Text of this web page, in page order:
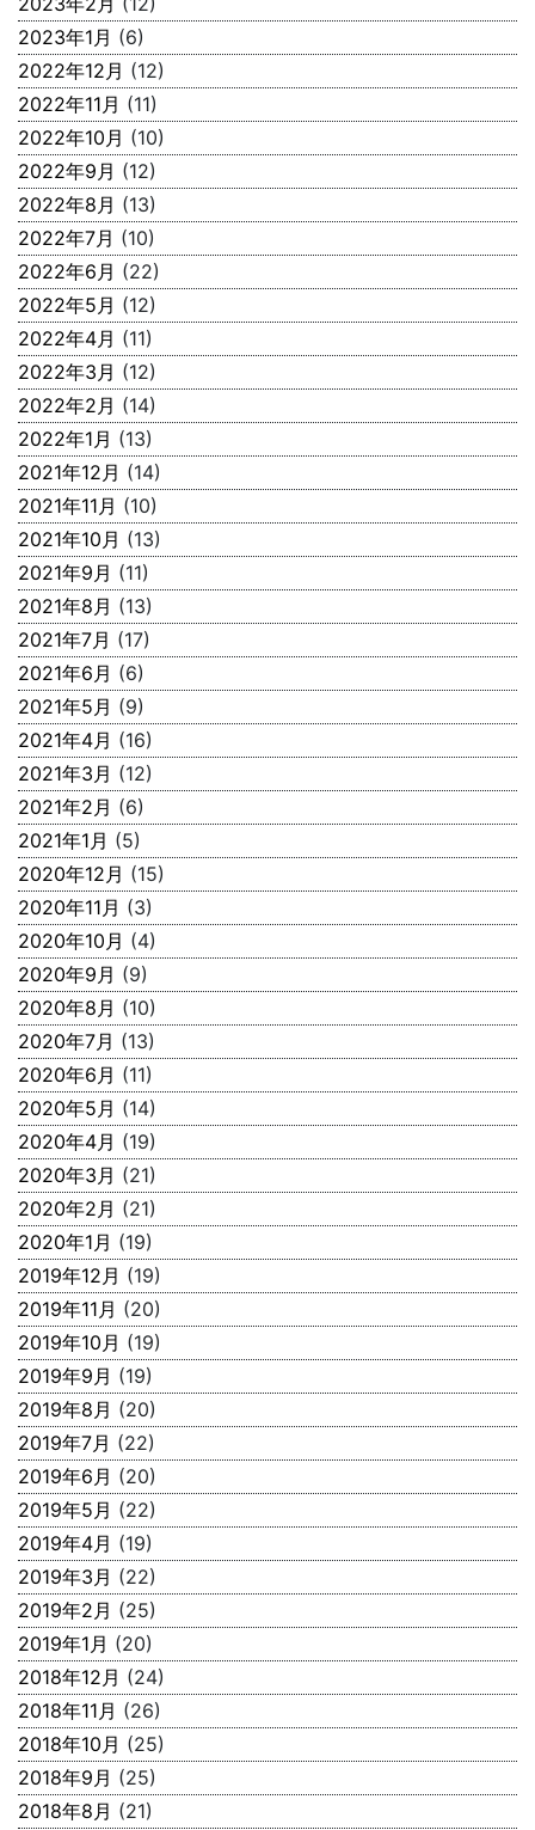
2023年1月 (6)
2022年12月 (12)
2022年11月 (11)
2022年10月 (10)
2022年9月 (12)
2022年8月 (13)
2022年7月 (10)
2022年6月 (22)
2022年5月 (12)
2022年4月 (11)
2022年3月 (12)
2022年2月 (14)
2022年1月 (13)
2021年12月 (14)
2021年11月 (10)
2021年10月 (13)
2021年9月 (11)
2021年8月 (13)
2021年7月 (17)
2021年6月 (6)
2021年5月 (9)
2021年4月 (16)
2021年3月 (12)
2021年2月 (6)
2021年1月 (5)
2020年12月 (15)
2020年11月 (3)
2020年10月 (4)
2020年9月 (9)
2020年8月 (10)
2020年7月 (13)
2020年6月 (11)
2020年5月 (14)
2020年4月 (19)
2020年3月 (21)
2020年2月 (21)
2020年1月 (19)
2019年12月 (19)
2019年11月 (20)
2019年10月 (19)
2019年9月 (19)
2019年8月 (20)
2019年7月 (22)
2019年6月 (20)
2019年5月 (22)
2019年4月 (19)
2019年3月 (22)
2019年2月 (25)
2019年1月 (20)
2018年12月 (24)
2018年11月 (26)
2018年10月 (25)
2018年9月 (25)
2018年8月 (21)